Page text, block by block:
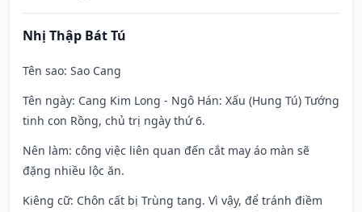
Nhị Thập Bát Tú
Tên sao: Sao Cang
Tên ngày: Cang Kim Long - Ngô Hán: Xấu (Hung Tú) Tướng
tinh con Rồng, chủ trị ngày thứ 6.
Nên làm: công việc liên quan đến cắt may áo màn sẽ
đặng nhiều lộc ăn.
Kiêng cữ: Chôn cất bị Trùng tang. Vì vậy, để tránh điềm